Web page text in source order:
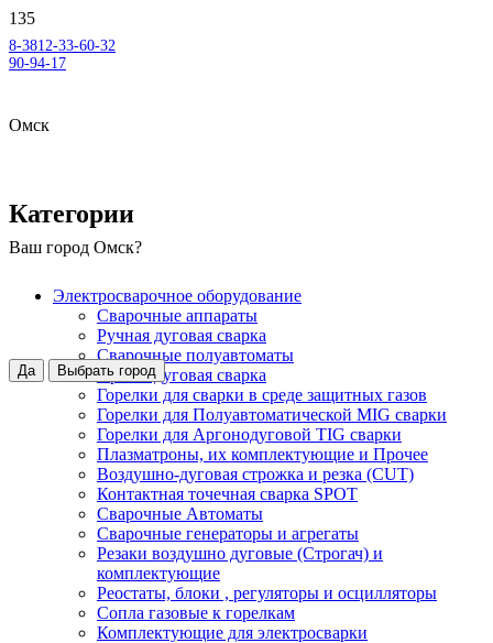
8-3812-33-60-32
90-94-17
Омск
Ваш город Омск?
Да Выбрать город
Категории
Электросварочное оборудование
Сварочные аппараты
Ручная дуговая сварка
Сварочные полуавтоматы
Аргонодуговая сварка
Горелки для сварки в среде защитных газов
Горелки для Полуавтоматической MIG сварки
Горелки для Аргонодуговой TIG сварки
Плазматроны, их комплектующие и Прочее
Воздушно-дуговая строжка и резка (CUT)
Контактная точечная сварка SPOT
Сварочные Автоматы
Сварочные генераторы и агрегаты
Резаки воздушно дуговые (Строгач) и
комплектующие
Реостаты, блоки , регуляторы и осцилляторы
Сопла газовые к горелкам
Комплектующие для электросварки